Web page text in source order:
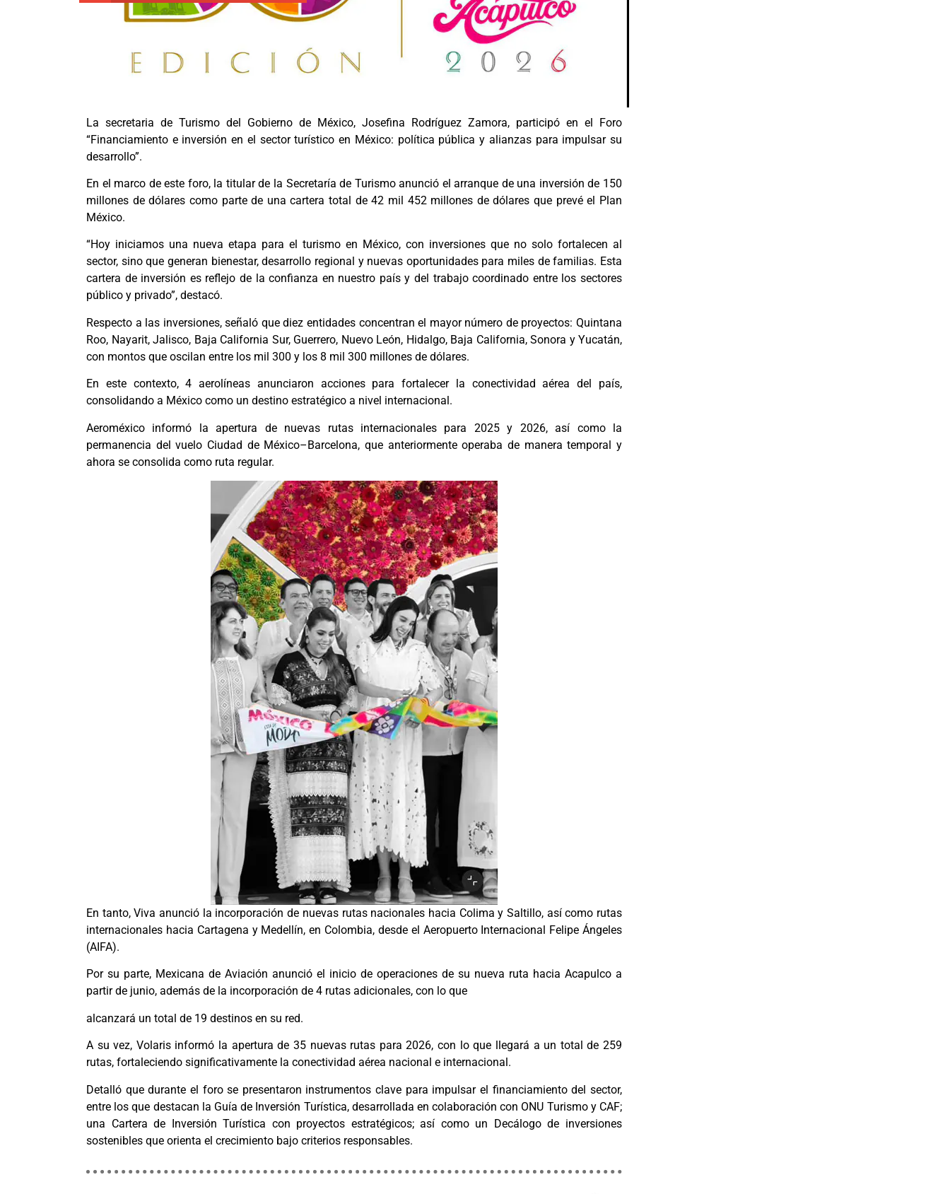
La secretaria de Turismo del Gobierno de México, Josefina Rodríguez Zamora, participó en el Foro
“Financiamiento e inversión en el sector turístico en México: política pública y alianzas para impulsar su
desarrollo”.
En el marco de este foro, la titular de la Secretaría de Turismo anunció el arranque de una inversión de 150
millones de dólares como parte de una cartera total de 42 mil 452 millones de dólares que prevé el Plan
México.
“Hoy iniciamos una nueva etapa para el turismo en México, con inversiones que no solo fortalecen al
sector, sino que generan bienestar, desarrollo regional y nuevas oportunidades para miles de familias. Esta
cartera de inversión es reflejo de la confianza en nuestro país y del trabajo coordinado entre los sectores
público y privado”, destacó.
Respecto a las inversiones, señaló que diez entidades concentran el mayor número de proyectos: Quintana
Roo, Nayarit, Jalisco, Baja California Sur, Guerrero, Nuevo León, Hidalgo, Baja California, Sonora y Yucatán,
con montos que oscilan entre los mil 300 y los 8 mil 300 millones de dólares.
En este contexto, 4 aerolíneas anunciaron acciones para fortalecer la conectividad aérea del país,
consolidando a México como un destino estratégico a nivel internacional .
Aeroméxico informó la apertura de nuevas rutas internacionales para 2025 y 2026, así como la
permanencia del vuelo Ciudad de México–Barcelona, que anteriormente operaba de manera temporal y
ahora se consolida como ruta regular.
En tanto, Viva anunció la incorporación de nuevas rutas nacionales hacia Colima y Saltillo, así como rutas
internacionales hacia Cartagena y Medellín, en Colombia, desde el Aeropuerto Internacional Felipe Ángeles
(AIFA).
Por su parte, Mexicana de Aviación anunció el inicio de operaciones de su nueva ruta hacia Acapulco a
partir de junio, además de la incorporación de 4 rutas adicionales, con lo que
alcanzará un total de 19 destinos en su red.
A su vez, Volaris informó la apertura de 35 nuevas rutas para 2026, con lo que llegará a un total de 259
rutas, fortaleciendo significativamente la conectividad aérea nacional e internacional.
Detalló que durante el foro se presentaron instrumentos clave para impulsar el financiamiento del sector,
entre los que destacan la Guía de Inversión Turística, desarrollada en colaboración con ONU Turismo y CAF;
una Cartera de Inversión Turística con proyectos estratégicos; así como un Decálogo de inversiones
sostenibles que orienta el crecimiento bajo criterios responsables.